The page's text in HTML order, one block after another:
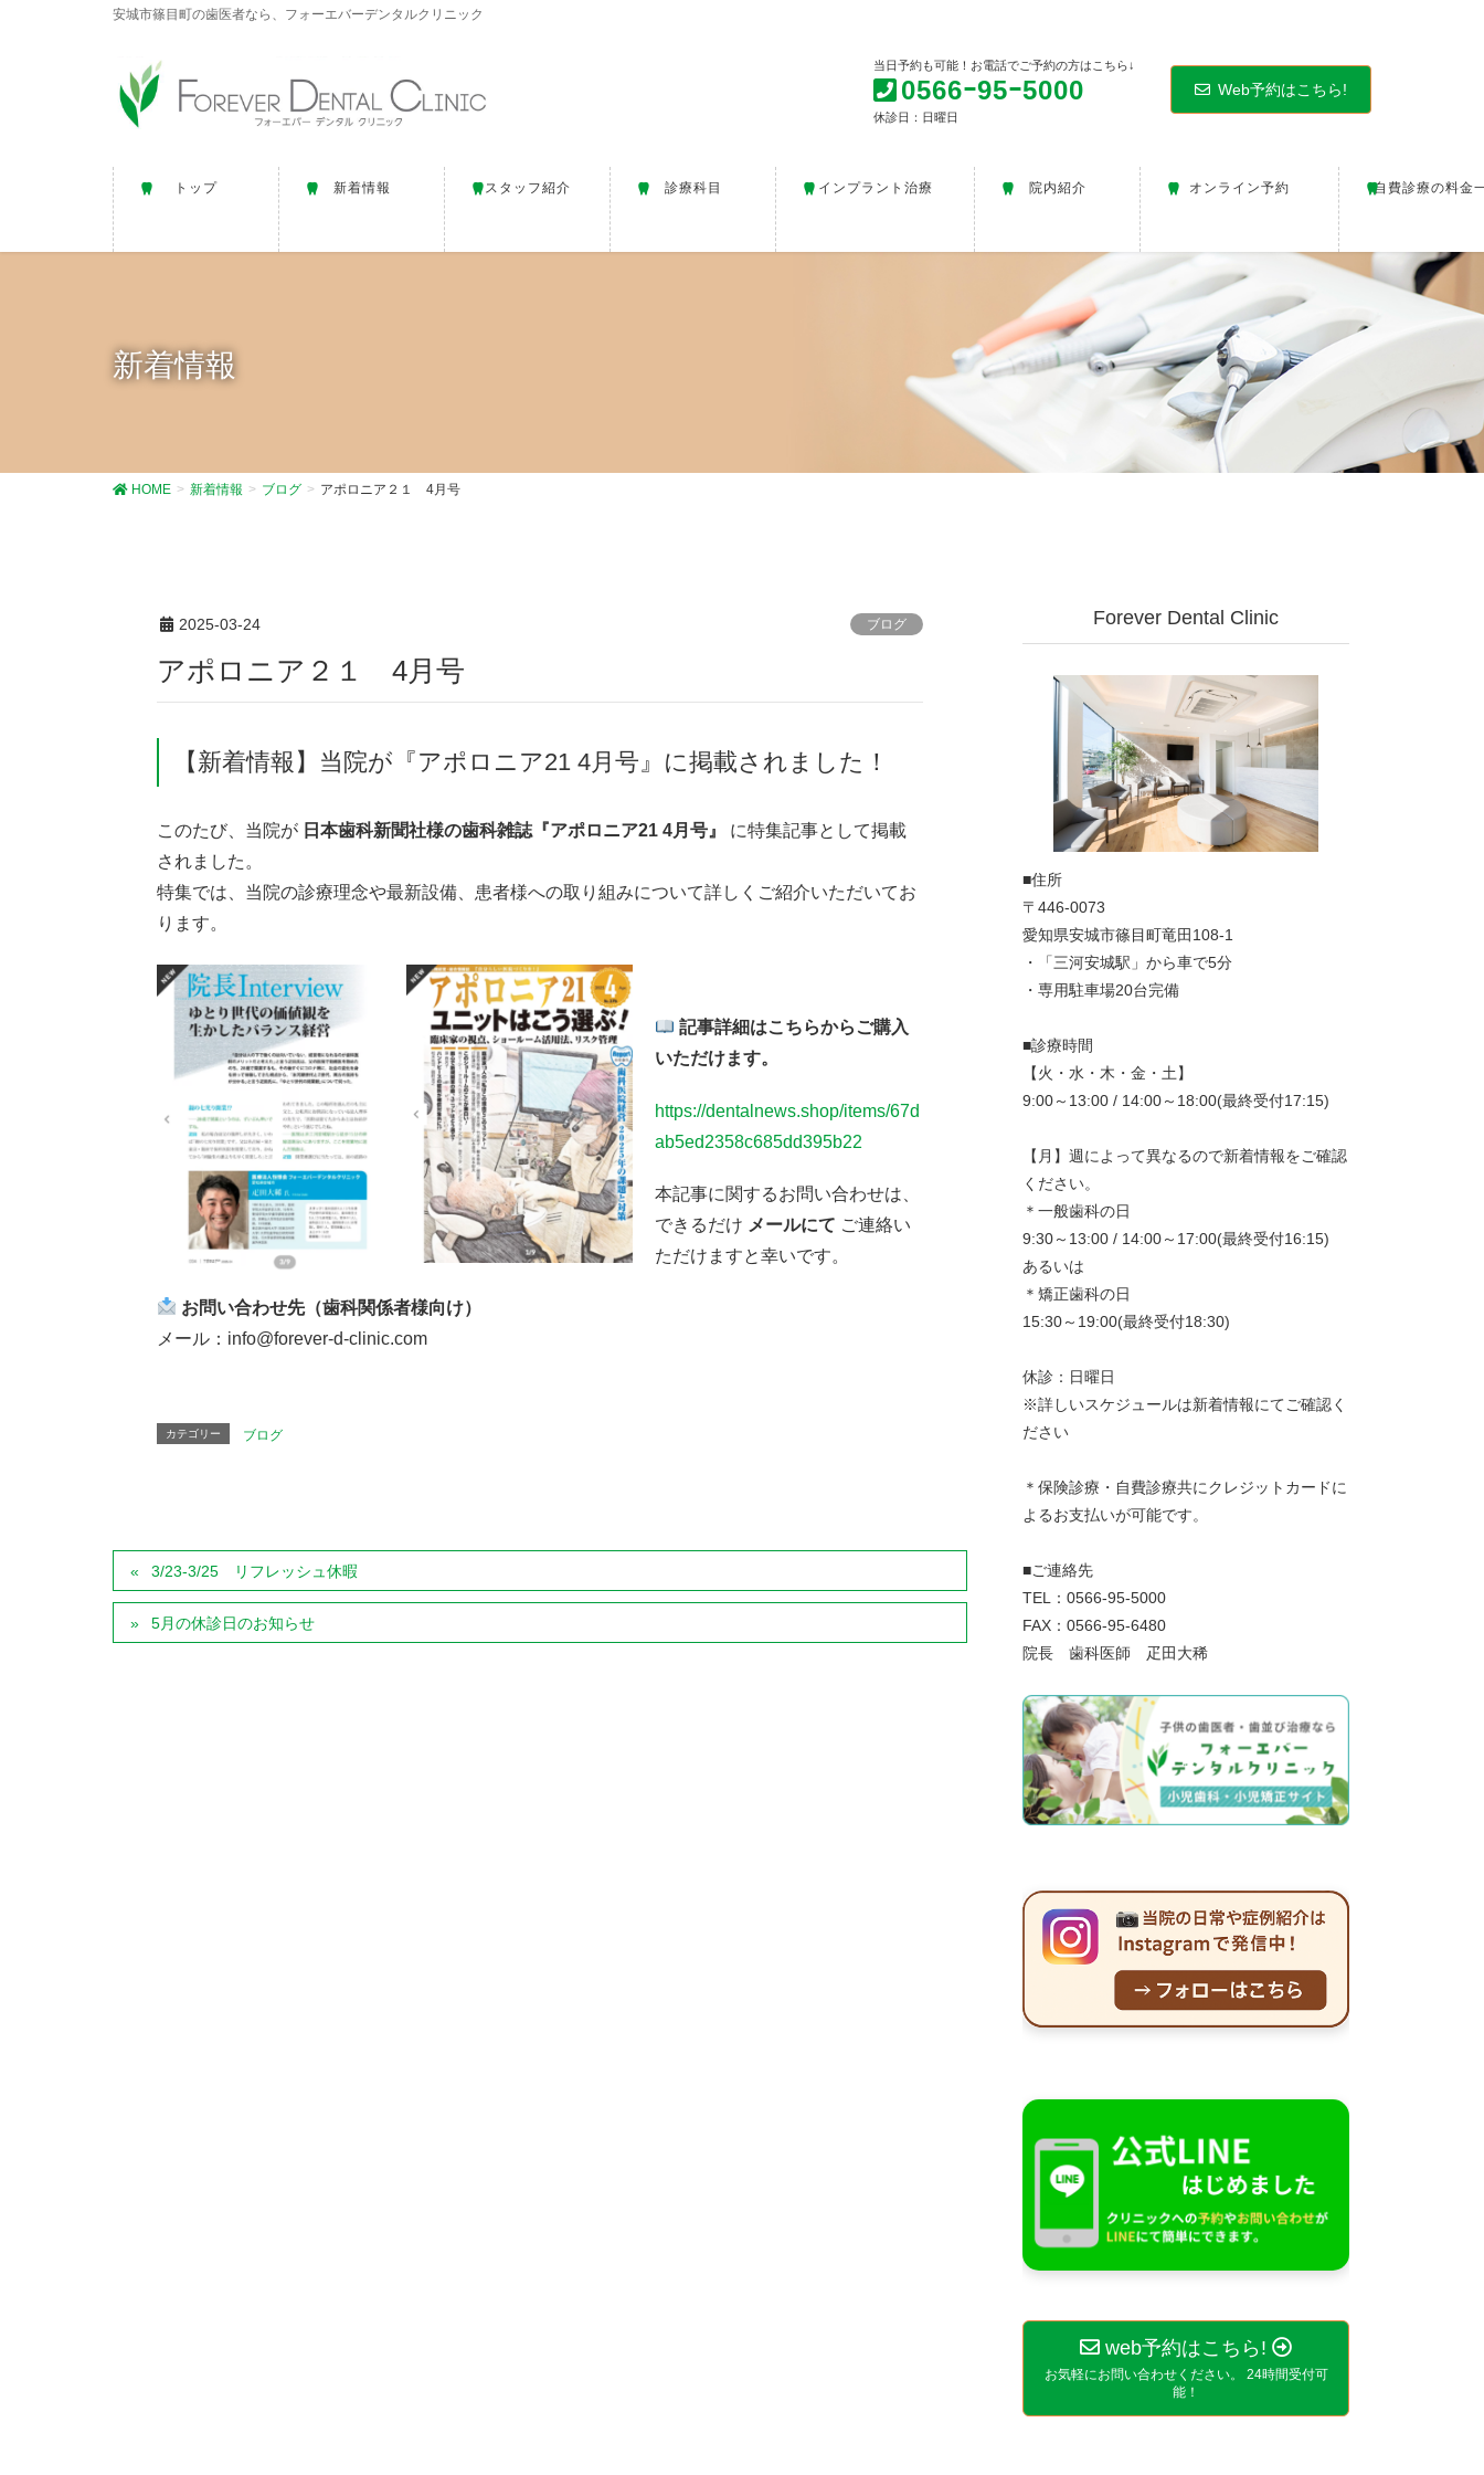
安城市篠目町の歯医者なら、フォーエバーデンタルクリニック
当日予約も可能！お電話でご予約の方はこちら↓
0566ｰ95ｰ5000
休診日：日曜日
Web予約はこちら!
トップ 新着情報 スタッフ紹介 診療科目 インプラント治療 院内紹介 オンライン予約 自費診療の料金
新着情報
HOME 新着情報 ブログ アポロニア２１ 4月号
2025-03-24 ブログ
アポロニア２１ 4月号
【新着情報】当院が『アポロニア21 4月号』に掲載されました！
このたび、当院が 日本歯科新聞社様の歯科雑誌『アポロニア21 4月号』
に特集記事として掲載
されました。
特集では、当院の診療理念や最新設備、患者様への取り組みについて詳しくご紹介いただいてお
ります。
記事詳細はこちらからご購入
いただけます。
https://dentalnews.shop/items/67d
ab5ed2358c685dd395b22
本記事に関するお問い合わせは、
できるだけ メールにて ご連絡い
ただけますと幸いです。
お問い合わせ先（歯科関係者様向け）
メール：info@forever-d-clinic.com
カテゴリー ブログ
3/23-3/25 リフレッシュ休暇
5月の休診日のお知らせ
Forever Dental Clinic
■住所
〒446-0073
愛知県安城市篠目町竜田108-1
・「三河安城駅」から車で5分
・専用駐車場20台完備
■診療時間
【火・水・木・金・土】
9:00～13:00 / 14:00～18:00(最終受付17:15)
【月】週によって異なるので新着情報をご確認
ください。
＊一般歯科の日
9:30～13:00 / 14:00～17:00(最終受付16:15)
あるいは
＊矯正歯科の日
15:30～19:00(最終受付18:30)
休診：日曜日
※詳しいスケジュールは新着情報にてご確認く
ださい
＊保険診療・自費診療共にクレジットカードに
よるお支払いが可能です。
■ご連絡先
TEL：0566-95-5000
FAX：0566-95-6480
院長 歯科医師 疋田大稀
web予約はこちら!
お気軽にお問い合わせください。 24時間受付可
能！